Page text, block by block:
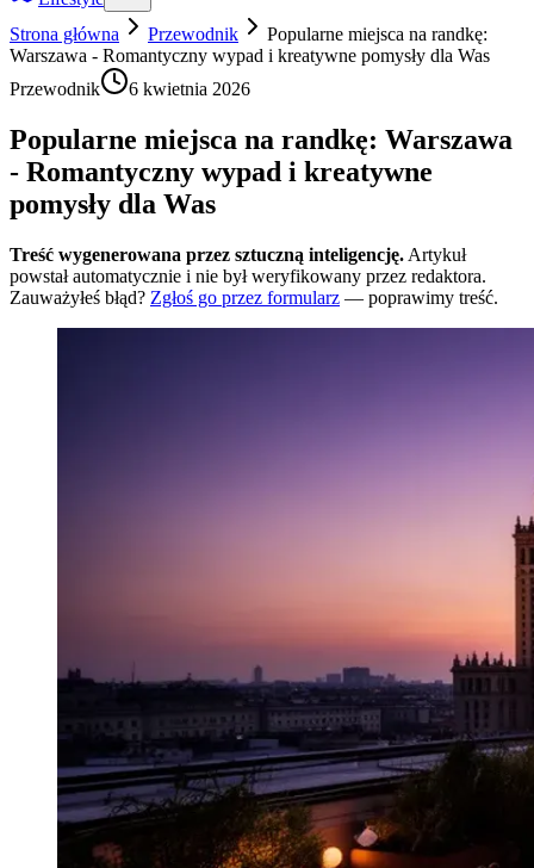
Strona główna
Przewodnik
Popularne miejsca na randkę:
Warszawa - Romantyczny wypad i kreatywne pomysły dla Was
Przewodnik
6 kwietnia 2026
Popularne miejsca na randkę: Warszawa
- Romantyczny wypad i kreatywne
pomysły dla Was
Treść wygenerowana przez sztuczną inteligencję. Artykuł
powstał automatycznie i nie był weryfikowany przez redaktora.
Zauważyłeś błąd? Zgłoś go przez formularz — poprawimy treść.